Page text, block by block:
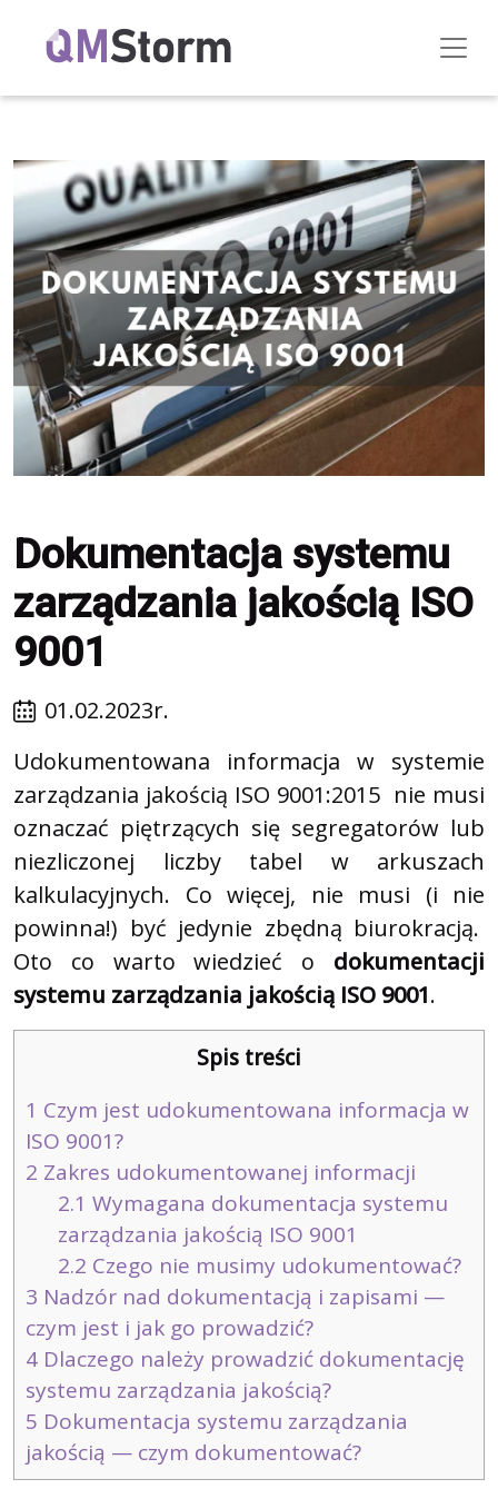
Dokumentacja systemu
zarządzania jakością ISO
9001
01.02.2023r.
Udokumentowana informacja w systemie
zarządzania jakością ISO 9001:2015 nie musi
oznaczać piętrzących się segregatorów lub
niezliczonej liczby tabel w arkuszach
kalkulacyjnych. Co więcej, nie musi (i nie
powinna!) być jedynie zbędną biurokracją.
Oto co warto wiedzieć o dokumentacji
systemu zarządzania jakością ISO 9001.
Spis treści
1 Czym jest udokumentowana informacja w
ISO 9001?
2 Zakres udokumentowanej informacji
2.1 Wymagana dokumentacja systemu
zarządzania jakością ISO 9001
2.2 Czego nie musimy udokumentować?
3 Nadzór nad dokumentacją i zapisami —
czym jest i jak go prowadzić?
4 Dlaczego należy prowadzić dokumentację
systemu zarządzania jakością?
5 Dokumentacja systemu zarządzania
jakością — czym dokumentować?